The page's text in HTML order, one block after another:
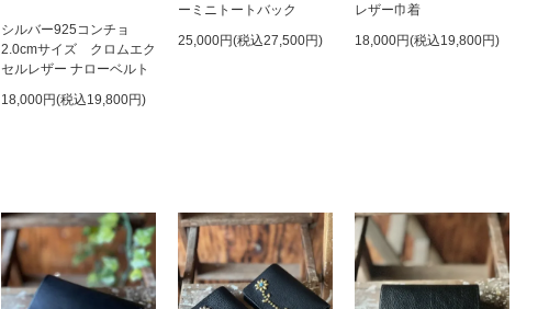
シルバー925コンチョ
2.0cmサイズ クロムエク
セルレザー ナローベルト
18,000円(税込19,800円)
ーミニトートバック
25,000円(税込27,500円)
レザー巾着
18,000円(税込19,800円)